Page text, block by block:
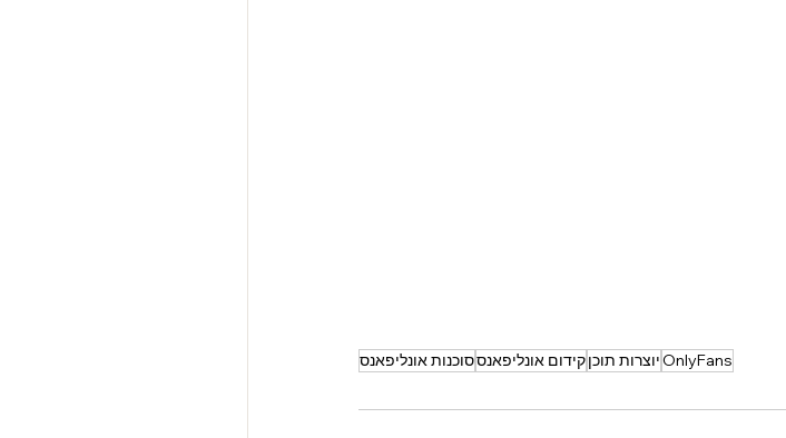
OnlyFansיוצרות תוכןקידום אונליפאנססוכנות אונליפאנס